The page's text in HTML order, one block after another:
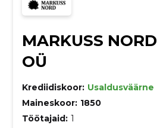
MARKUSS NORD
OÜ
Krediidiskoor: Usaldusväärne
Maineskoor: 1850
Töötajaid: 1